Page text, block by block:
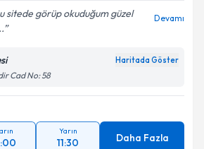
sitede görüp okuduğum güzel
Devamı
Haritada Göster
Cad No: 58
Yarın
11:30 Daha Fazla